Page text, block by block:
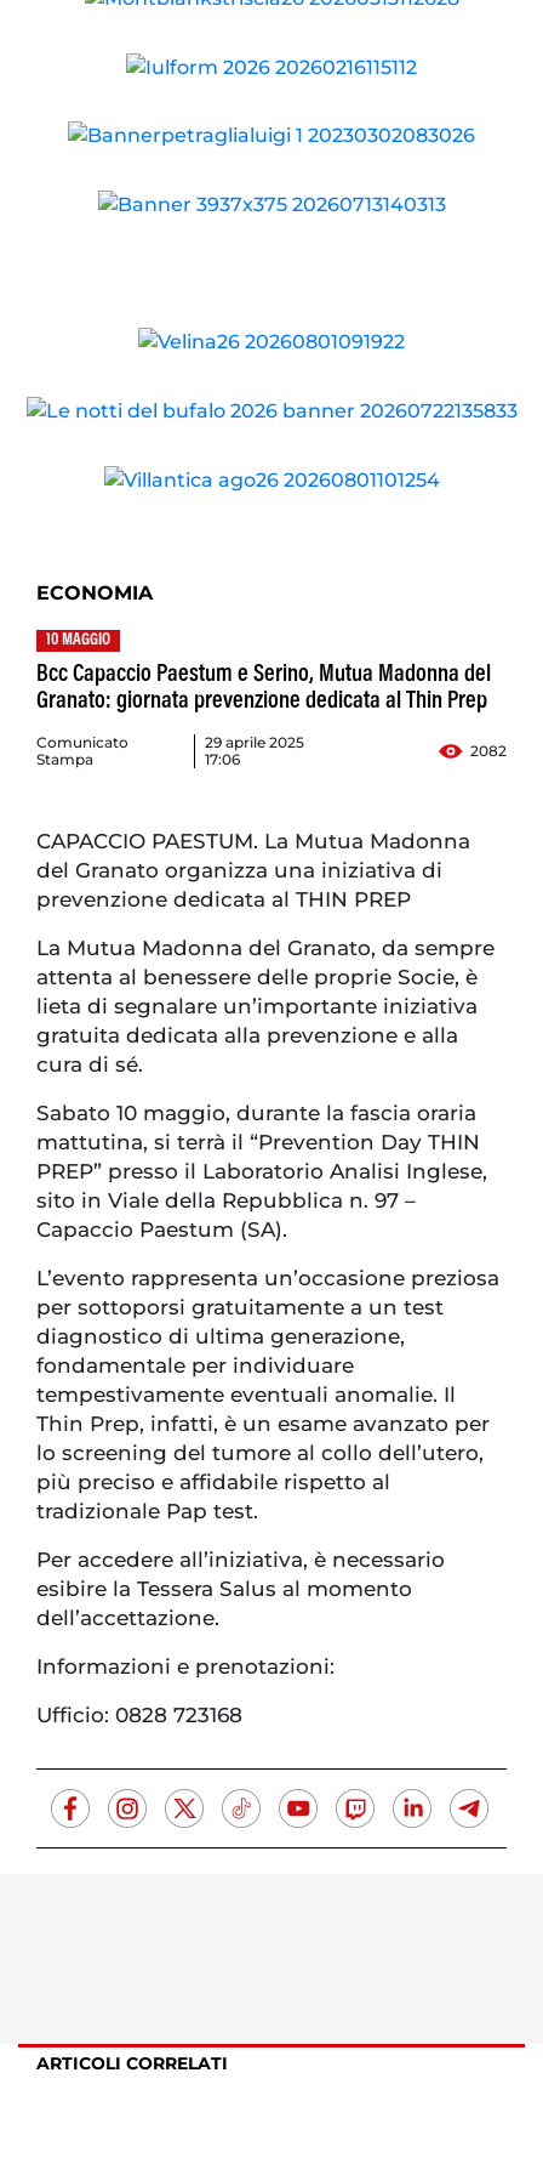
ECONOMIA
10 MAGGIO
Bcc Capaccio Paestum e Serino, Mutua Madonna del
Granato: giornata prevenzione dedicata al Thin Prep
Comunicato
Stampa
29 aprile 2025
17:06
2082
CAPACCIO PAESTUM. La Mutua Madonna
del Granato organizza una iniziativa di
prevenzione dedicata al THIN PREP
La Mutua Madonna del Granato, da sempre
attenta al benessere delle proprie Socie, è
lieta di segnalare un’importante iniziativa
gratuita dedicata alla prevenzione e alla
cura di sé.
Sabato 10 maggio, durante la fascia oraria
mattutina, si terrà il “Prevention Day THIN
PREP” presso il Laboratorio Analisi Inglese,
sito in Viale della Repubblica n. 97 –
Capaccio Paestum (SA).
L’evento rappresenta un’occasione preziosa
per sottoporsi gratuitamente a un test
diagnostico di ultima generazione,
fondamentale per individuare
tempestivamente eventuali anomalie. Il
Thin Prep, infatti, è un esame avanzato per
lo screening del tumore al collo dell’utero,
più preciso e affidabile rispetto al
tradizionale Pap test.
Per accedere all’iniziativa, è necessario
esibire la Tessera Salus al momento
dell’accettazione.
Informazioni e prenotazioni:
Ufficio: 0828 723168
ARTICOLI CORRELATI